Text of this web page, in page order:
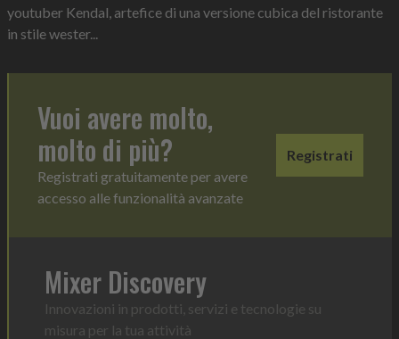
youtuber Kendal, artefice di una versione cubica del ristorante
in stile wester...
Vuoi avere molto,
molto di più?
Registrati gratuitamente per avere
accesso alle funzionalità avanzate
Registrati
Mixer Discovery
Innovazioni in prodotti, servizi e tecnologie su
misura per la tua attività